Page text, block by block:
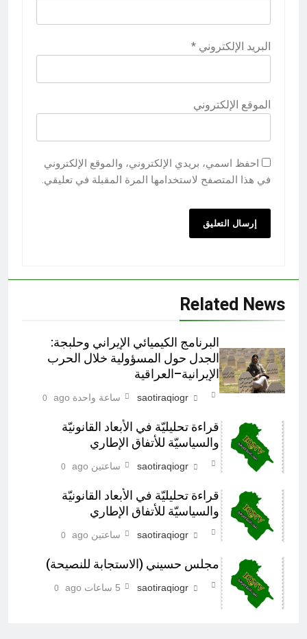
البريد الإلكتروني *
الموقع الإلكتروني
احفظ اسمي، بريدي الإلكتروني، والموقع الإلكتروني
في هذا المتصفح لاستخدامها المرة المقبلة في تعليقي.
Related News
البرنامج الكيميائي الإيراني وحلبجة:
الجدل حول المسؤولية خلال الحرب
الإيرانية–العراقية
saotiraqiogr ساعة واحدة ago 0
قراءة تحليليّة في الأبعاد القانونيّة
والسياسيّة للأتفاق الإطاري
saotiraqiogr ساعتين ago 0
قراءة تحليليّة في الأبعاد القانونيّة
والسياسيّة للأتفاق الإطاري
saotiraqiogr ساعتين ago 0
مجلس حسيني (الاستجابة للنصيحة)
saotiraqiogr 5 ساعات ago 0